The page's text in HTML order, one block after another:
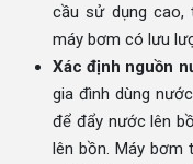
cầu sử dụng cao,
máy bơm có lưu
Xác định nguồn
gia đình dùng
để đẩy nước lên
lên bồn. Máy bơm